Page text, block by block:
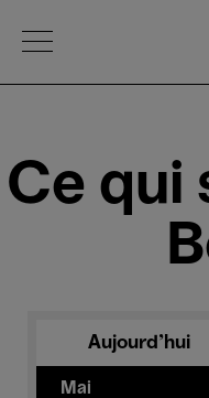
Open Menu
Ce qui
Aujourd'hui
Mai